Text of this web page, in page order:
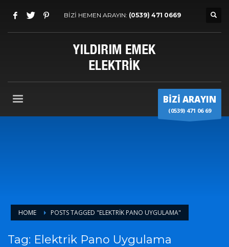
BİZİ HEMEN ARAYIN: (0539) 471 0669
BİZİ ARAYIN
(0539) 471 06 69
HOME POSTS TAGGED "ELEKTRIK PANO UYGULAMA"
Tag: Elektrik Pano Uygulama